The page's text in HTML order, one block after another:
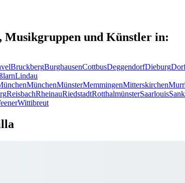
Musikgruppen und Künstler in:
BruckbergBurghausenCottbusDeggendorfDieburg
Lindau
MünchenMünsterMemmingenMitterskirchen
ReisbachRheinauRiedstadtRotthalmünsterSaarlouis
Wittibreut